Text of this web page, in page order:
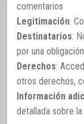
comentarios
Legitimación:
Destinatarios:
por una
Derechos:
otros derechos,
Información
detallada sobre